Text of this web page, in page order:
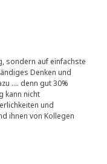
sondern auf einfachste
Denken und
…. denn gut 30%
kann nicht
und
ihnen von Kollegen